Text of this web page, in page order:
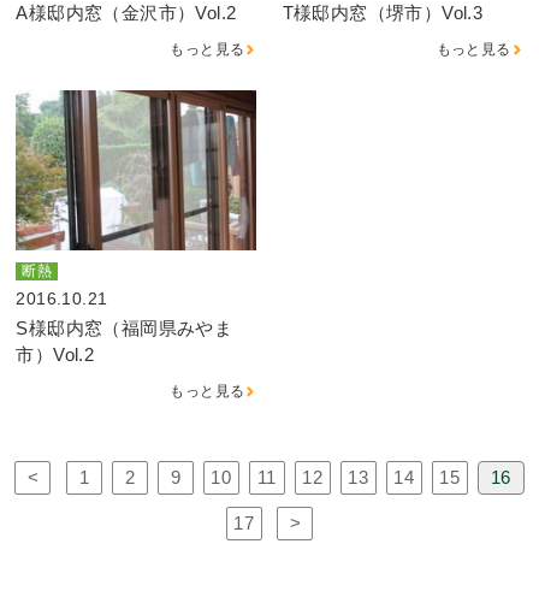
A様邸内窓（金沢市）Vol.2
もっと見る
T様邸内窓（堺市）Vol.3
もっと見る
断熱
2016.10.21
S様邸内窓（福岡県みやま
市）Vol.2
もっと見る
< 1 2 9 10 11 12 13 14 15 16
17 >